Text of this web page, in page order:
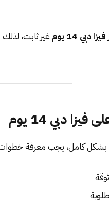
دبي 14 يوم
غير ثابت،
دبي 14 يوم
بشكل كامل، يجب معرفة خطوات